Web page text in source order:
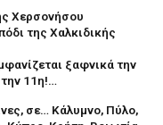
Χερσονήσου
της Χαλκιδικής
ξαφνικά την
την 11η!…
σε… Κάλυμνο, Πύλο,